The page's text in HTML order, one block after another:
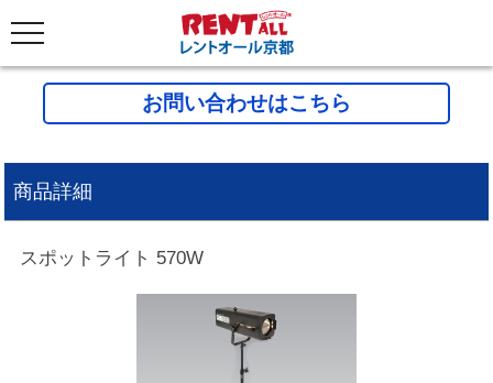
お問い合わせはこちら
商品詳細
スポットライト 570W